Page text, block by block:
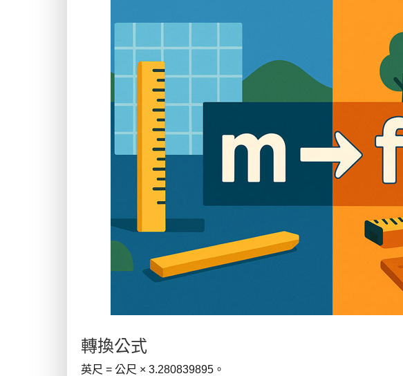
轉換公式
英尺 = 公尺 × 3.280839895。